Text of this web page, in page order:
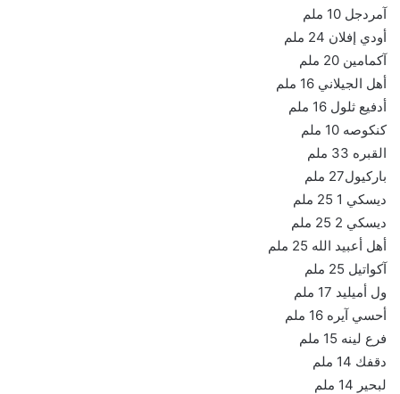
آمردجل 10 ملم
أودي إفلان 24 ملم
آكمامين 20 ملم
أهل الجيلاني 16 ملم
أدفيع ثلول 16 ملم
كنكوصه 10 ملم
القبره 33 ملم
باركيول27 ملم
ديسكي 1 25 ملم
ديسكي 2 25 ملم
أهل أعبيد الله 25 ملم
آكواتيل 25 ملم
ول أميليد 17 ملم
أحسي آيره 16 ملم
فرع لينه 15 ملم
دقفك 14 ملم
لبحير 14 ملم